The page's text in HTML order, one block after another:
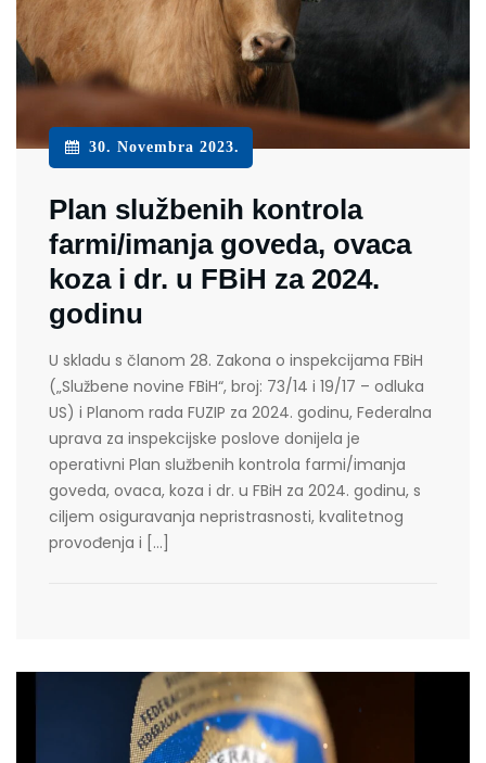
30. Novembra 2023.
Plan službenih kontrola
farmi/imanja goveda, ovaca
koza i dr. u FBiH za 2024.
godinu
U skladu s članom 28. Zakona o inspekcijama FBiH
(„Službene novine FBiH“, broj: 73/14 i 19/17 – odluka
US) i Planom rada FUZIP za 2024. godinu, Federalna
uprava za inspekcijske poslove donijela je
operativni Plan službenih kontrola farmi/imanja
goveda, ovaca, koza i dr. u FBiH za 2024. godinu, s
ciljem osiguravanja nepristrasnosti, kvalitetnog
provođenja i […]